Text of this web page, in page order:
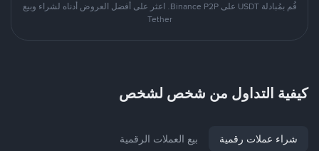
قُم بمُبادلة USDT على Binance P2P. اعثر على أفضل العروض أدناه لشراء وبيع
Tether
كيفية التداول من شخص لشخص
شراء عملات رقمية بيع العملات الرقمية